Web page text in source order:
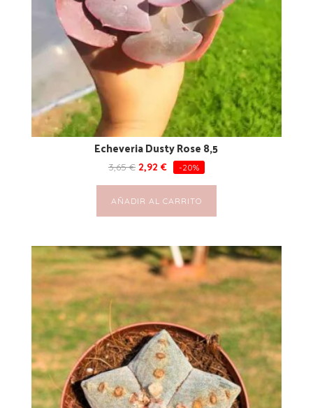
Echeveria Dusty Rose 8,5
3,65€ 2,92 € -20%
AÑADIR AL CARRITO